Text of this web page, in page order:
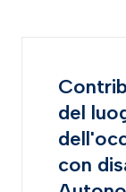
del
con